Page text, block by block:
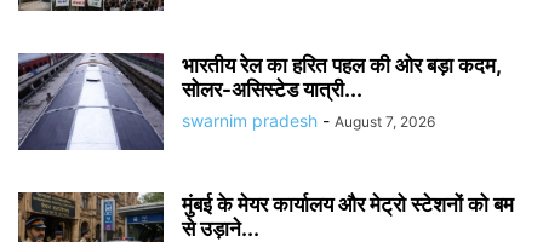
भारतीय रेल का हरित पहल की ओर बड़ा कदम,
सोलर-असिस्टेड यात्री...
swarnim pradesh - August 7, 2026
मुंबई के मेयर कार्यालय और मेट्रो स्टेशनों को बम
से उड़ाने...